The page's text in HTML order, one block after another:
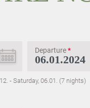
Departure*
- Saturday, 06.01. (7 nights)